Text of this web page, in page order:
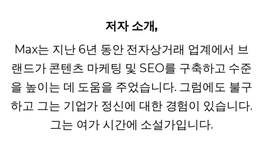
저자 소개,
Max는 지난 6년 동안 전자상거래 업계에서 브
랜드가 콘텐츠 마케팅 및 SEO를 구축하고 수준
을 높이는 데 도움을 주었습니다. 그럼에도 불구
하고 그는 기업가 정신에 대한 경험이 있습니다.
그는 여가 시간에 소설가입니다.